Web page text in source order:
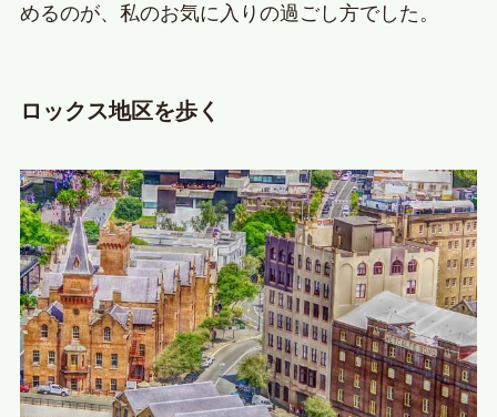
めるのが、私のお気に入りの過ごし方でした。
ロックス地区を歩く